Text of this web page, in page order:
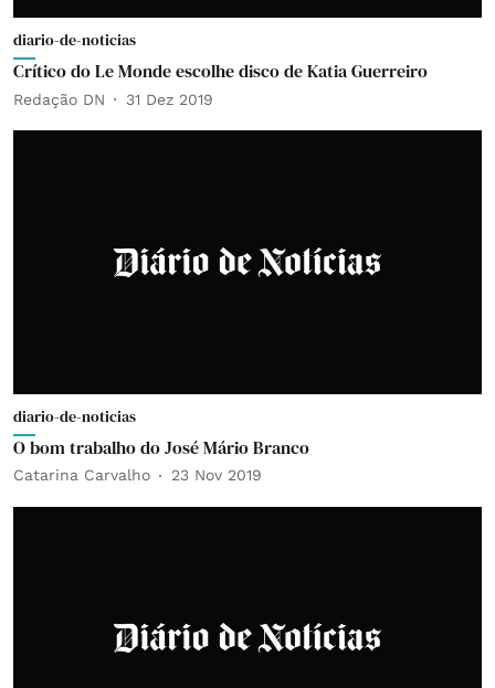
diario-de-noticias
Crítico do Le Monde escolhe disco de Katia Guerreiro
Redação DN 31 Dez 2019
diario-de-noticias
O bom trabalho do José Mário Branco
Catarina Carvalho 23 Nov 2019